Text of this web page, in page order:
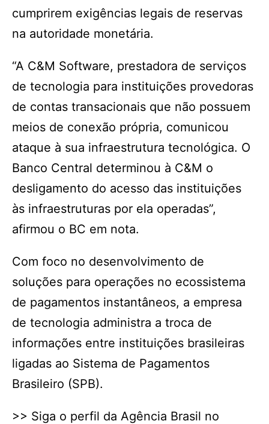
cumprirem exigências legais de reservas
na autoridade monetária.
“A C&M Software, prestadora de serviços
de tecnologia para instituições provedoras
de contas transacionais que não possuem
meios de conexão própria, comunicou
ataque à sua infraestrutura tecnológica. O
Banco Central determinou à C&M o
desligamento do acesso das instituições
às infraestruturas por ela operadas”,
afirmou o BC em nota.
Com foco no desenvolvimento de
soluções para operações no ecossistema
de pagamentos instantâneos, a empresa
de tecnologia administra a troca de
informações entre instituições brasileiras
ligadas ao Sistema de Pagamentos
Brasileiro (SPB).
>> Siga o perfil da Agência Brasil no